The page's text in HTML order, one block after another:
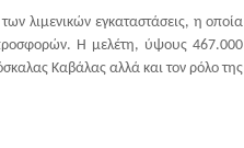
λιμενικών εγκαταστάσεις, η οποία
προσφορών. Η μελέτη, ύψους 467.000
Καβάλας αλλά και τον ρόλο της